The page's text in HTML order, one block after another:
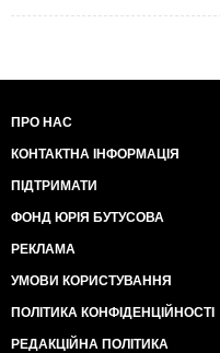
ПРО НАС
КОНТАКТНА ІНФОРМАЦІЯ
ПІДТРИМАТИ
ФОНД ЮРІЯ БУТУСОВА
РЕКЛАМА
УМОВИ КОРИСТУВАННЯ
ПОЛІТИКА КОНФІДЕНЦІЙНОСТІ
РЕДАКЦІЙНА ПОЛІТИКА